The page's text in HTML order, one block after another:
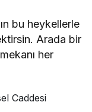
bu heykellerle
Arada bir
her